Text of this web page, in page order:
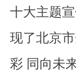
十大主题
现了北京
彩 同向未